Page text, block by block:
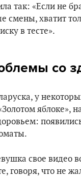
так: «Если не
смены, хватит
в тесте».
со
у
яблоке»,
свое видео
говоря, что не